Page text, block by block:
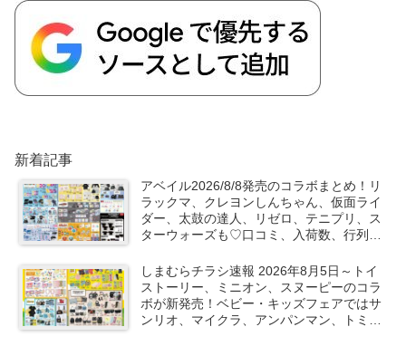
新着記事
アベイル2026/8/8発売のコラボまとめ！リ
ラックマ、クレヨンしんちゃん、仮面ライ
ダー、太鼓の達人、リゼロ、テニプリ、ス
ターウォーズも♡口コミ、入荷数、行列、
しまむらチラシ速報 2026年8月5日～トイ
ストーリー、ミニオン、スヌーピーのコラ
ボが新発売！ベビー・キッズフェアではサ
ンリオ、マイクラ、アンパンマン、トミカ